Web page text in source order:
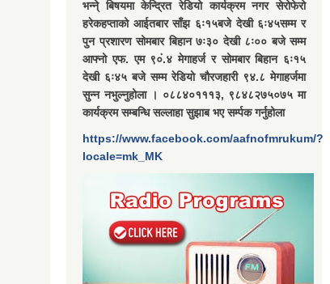
भन्ने् बिषयमा केन्द्रित रेडियो कार्यक्रम नगर सेरोफेरो
हरेकहप्ताको आईतबार साँझ ६ः१५बजे देखी ६ः४५सम्म र
पुन प्रशारण सोमबार बिहान ७ः३० देखी ८ः०० बजे सम्म
आफ्नो एफ. एम ९०ं.४ मेगाहर्ज र सोमबार बिहान ६ः१५
देखी ६ः४५ बजे सम्म रेडियो चौरजहारी ९४.८ मेगाहर्जमा
सुन्न नभुल्नुहोला । ०८८४०१११३, ९८४८२७५०७५ मा
कार्यक्रम सम्बन्धि सल्लाहा सुझाब भए सर्म्पक गर्नुहोला
https://www.facebook.com/aafnofmrukum/?
locale=mk_MK